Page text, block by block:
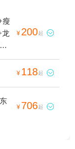
瘦
龙
河
¥ 200起 
¥ 118起 
¥ 706起 